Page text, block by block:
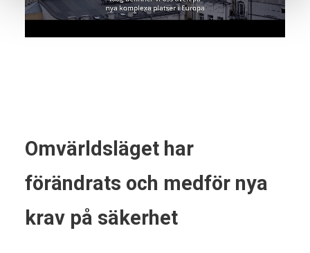
Omvärldsläget har
förändrats och medför nya
krav på säkerhet